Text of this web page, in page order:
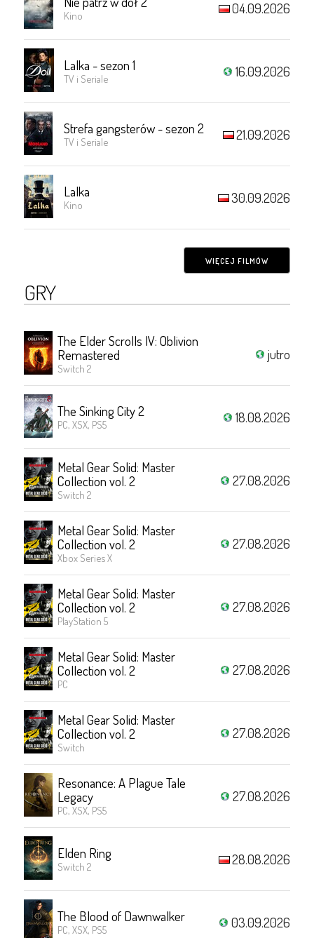
Kino 04.09.2026
Lalka - sezon 1
TV i Seriale 16.09.2026
Strefa gangsterów - sezon 2
TV i Seriale 21.09.2026
Lalka
Kino 30.09.2026
WIĘCEJ FILMÓW
GRY
The Elder Scrolls IV: Oblivion
Remastered
Switch 2
jutro
The Sinking City 2
PC, XSX, PS5 18.08.2026
Metal Gear Solid: Master
Collection vol. 2
Switch 2
27.08.2026
Metal Gear Solid: Master
Collection vol. 2
Xbox Series X
27.08.2026
Metal Gear Solid: Master
Collection vol. 2
PlayStation 5
27.08.2026
Metal Gear Solid: Master
Collection vol. 2
PC
27.08.2026
Metal Gear Solid: Master
Collection vol. 2
Switch
27.08.2026
Resonance: A Plague Tale
Legacy
PC, XSX, PS5
27.08.2026
Elden Ring
Switch 2 28.08.2026
The Blood of Dawnwalker
PC, XSX, PS5 03.09.2026